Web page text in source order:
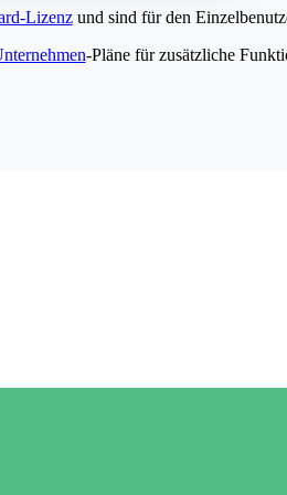
Lizenzund sind für den
-Pläne für zusätzliche